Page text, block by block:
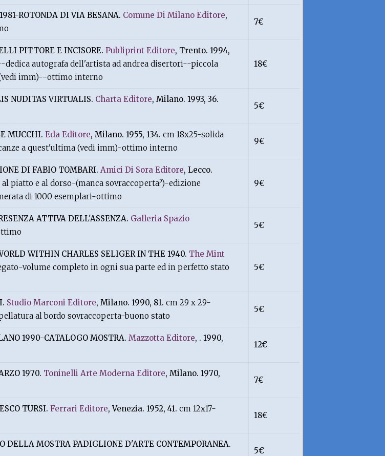
ROTONDA DI VIA BESANA. Comune Di Milano Editore,
7€
PITTORE E INCISORE. Publiprint Editore, Trento. 1994,
autografa dell'artista ad andrea disertori--piccola
imm)--ottimo interno
18€
NUDITAS VIRTUALIS. Charta Editore, Milano. 1993, 36.
5€
MUCCHI. Eda Editore, Milano. 1955, 134. cm 18x25-solida
a quest'ultima (vedi imm)-ottimo interno
9€
DI FABIO TOMBARI. Amici Di Sora Editore, Lecco.
piatto e al dorso-(manca sovraccoperta?)-edizione
di 1000 esemplari-ottimo
9€
ATTIVA DELL'ASSENZA. Galleria Spazio
5€
WITHIN CHARLES SELIGER IN THE 1940. The Mint
volume completo in ogni sua parte ed in perfetto stato
5€
Studio Marconi Editore, Milano. 1990, 81. cm 29 x 29-
al bordo sovraccoperta-buono stato
5€
1990-CATALOGO MOSTRA. Mazzotta Editore, . 1990,
12€
1970. Toninelli Arte Moderna Editore, Milano. 1970,
7€
TURSI. Ferrari Editore, Venezia. 1952, 41. cm 12x17-
18€
DELLA MOSTRA PADIGLIONE D'ARTE CONTEMPORANEA.
5€